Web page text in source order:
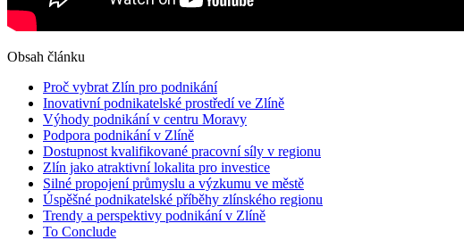
Obsah článku
Proč vybrat Zlín pro podnikání
Inovativní podnikatelské prostředí ve Zlíně
Výhody podnikání v centru Moravy
Podpora podnikání v Zlíně
Dostupnost kvalifikované pracovní síly v regionu
Zlín jako atraktivní lokalita pro investice
Silné propojení průmyslu a výzkumu ve městě
Úspěšné podnikatelské příběhy zlínského regionu
Trendy a perspektivy podnikání v Zlíně
To Conclude